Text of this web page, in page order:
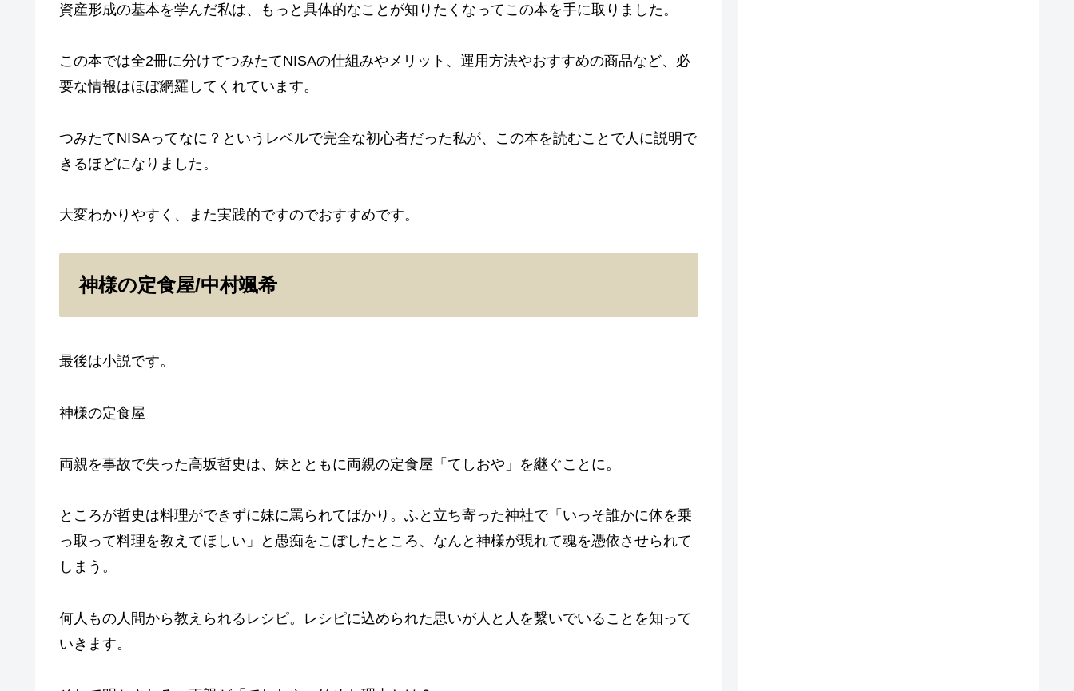
資産形成の基本を学んだ私は、もっと具体的なことが知りたくなってこの本を手に取りました。
この本では全2冊に分けてつみたてNISAの仕組みやメリット、運用方法やおすすめの商品など、必
要な情報はほぼ網羅してくれています。
つみたてNISAってなに？というレベルで完全な初心者だった私が、この本を読むことで人に説明で
きるほどになりました。
大変わかりやすく、また実践的ですのでおすすめです。
神様の定食屋/中村颯希
最後は小説です。
神様の定食屋
両親を事故で失った高坂哲史は、妹とともに両親の定食屋「てしおや」を継ぐことに。
ところが哲史は料理ができずに妹に罵られてばかり。ふと立ち寄った神社で「いっそ誰かに体を乗
っ取って料理を教えてほしい」と愚痴をこぼしたところ、なんと神様が現れて魂を憑依させられて
しまう。
何人もの人間から教えられるレシピ。レシピに込められた思いが人と人を繋いでいることを知って
いきます。